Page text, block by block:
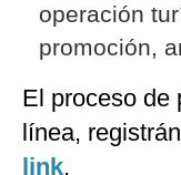
operación
promoción,
El proceso de
línea,
link.